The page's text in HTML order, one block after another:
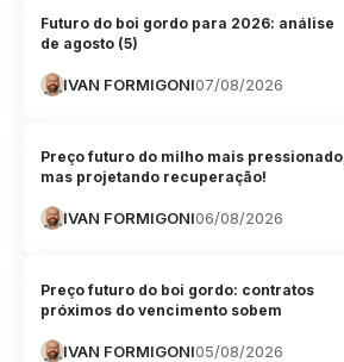
Futuro do boi gordo para 2026: análise
de agosto (5)
IVAN FORMIGONI07/08/2026
Preço futuro do milho mais pressionado,
mas projetando recuperação!
IVAN FORMIGONI06/08/2026
Preço futuro do boi gordo: contratos
próximos do vencimento sobem
IVAN FORMIGONI05/08/2026